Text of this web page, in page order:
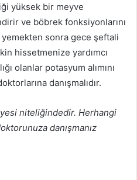
yüksek bir meyve
ve böbrek fonksiyonlarını
sonra gece şeftali
hissetmenize yardımcı
olanlar potasyum alımını
danışmalıdır.
niteliğindedir. Herhangi
danışmanız